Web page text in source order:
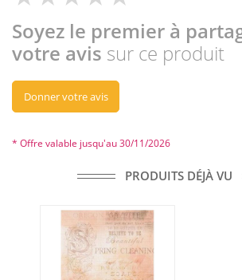
Soyez le premier à
votre avis sur ce produit
Donner votre avis
* Offre valable jusqu'au 30/11/2026
PRODUITS DÉJÀ VU